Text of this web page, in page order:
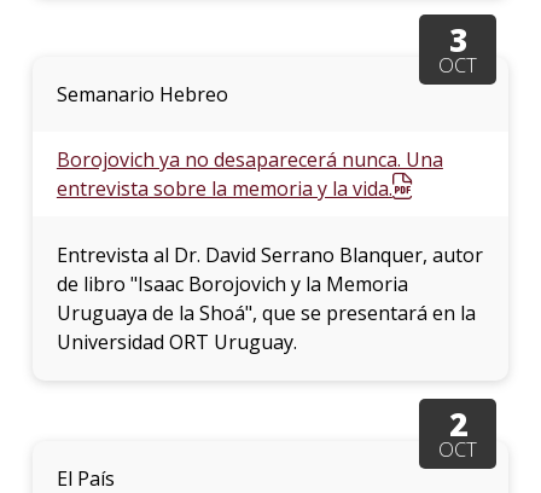
3
OCT
Semanario Hebreo
Borojovich ya no desaparecerá nunca. Una
entrevista sobre la memoria y la vida.
Entrevista al Dr. David Serrano Blanquer, autor
de libro "Isaac Borojovich y la Memoria
Uruguaya de la Shoá", que se presentará en la
Universidad ORT Uruguay.
2
OCT
El País